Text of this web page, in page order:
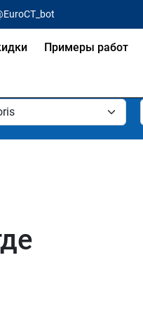
Примеры работ